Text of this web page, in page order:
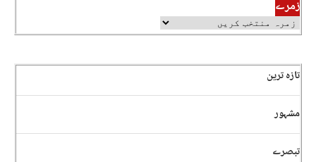
زمرے
تازہ ترین
مشہور
تبصرے